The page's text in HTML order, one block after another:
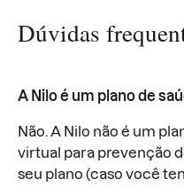
Dúvidas
A Nilo é um plano de
Não. A Nilo não é um
virtual para prevenção
seu plano (caso você